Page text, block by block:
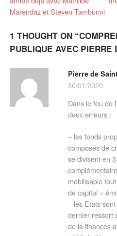
navigation
Marendaz et Steven Tamburini
1 THOUGHT ON “
PUBLIQUE AVEC PIERRE
Pierre de
30/01/2020
Dans le feu de
deux erreurs :
– les fonds
composés de
se divisent en
mobilisable
de capital »
– les Etats
dernier ressort
de la finances